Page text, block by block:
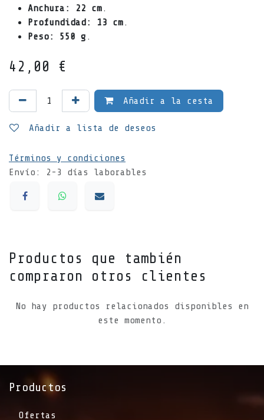
Anchura: 22 cm.
Profundidad:
13 cm.
Peso:
550 g .
42,00 €
Añadir a la cesta
Añadir a lista de deseos
Términos y condiciones
Envío: 2-3 días laborables
Productos que también
compraron otros clientes
No hay productos relacionados disponibles en
este momento.
Productos
Ofertas